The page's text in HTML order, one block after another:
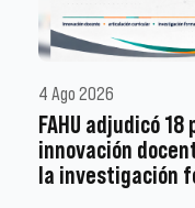
4 Ago 2026
FAHU adjudicó
innovación
la investigación